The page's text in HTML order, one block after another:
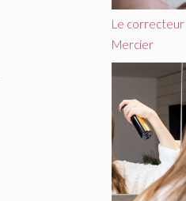
Le correcteur
Mercier